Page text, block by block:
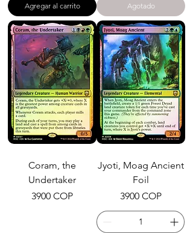
Agregar al carrito Agotado
Coram, the
Undertaker
Precio
3900 COP
Jyoti, Moag Ancient
Foil
Precio
3900 COP